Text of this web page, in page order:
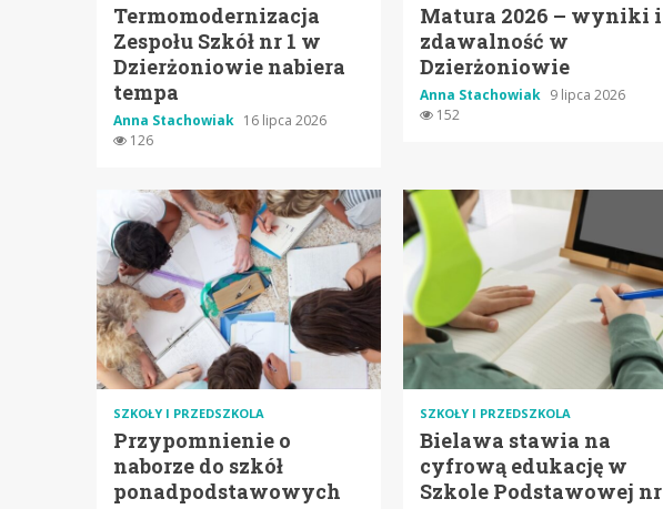
Termomodernizacja
Zespołu Szkół nr 1 w
Dzierżoniowie nabiera
tempa
Anna Stachowiak 16 lipca 2026
126
Matura 2026 – wyniki i
zdawalność w
Dzierżoniowie
Anna Stachowiak 9 lipca 2026
152
SZKOŁY I PRZEDSZKOLA
Przypomnienie o
naborze do szkół
ponadpodstawowych
SZKOŁY I PRZEDSZKOLA
Bielawa stawia na
cyfrową edukację w
Szkole Podstawowej nr